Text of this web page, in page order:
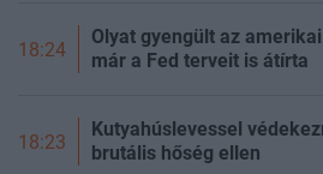
18:24
Olyat gyengült az
már a Fed terveit is átírta
18:23
Kutyahúslevessel
brutális hőség ellen